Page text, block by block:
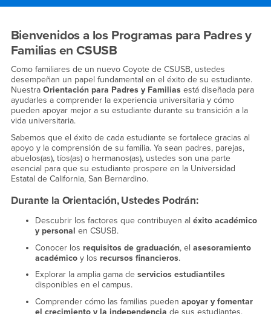
Padres y familias
Bienvenidos a los Programas para Padres y
Familias en CSUSB
Como familiares de un nuevo Coyote de CSUSB, ustedes
desempeñan un papel fundamental en el éxito de su estudiante.
Nuestra Orientación para Padres y Familiasestá diseñada para
ayudarles a comprender la experiencia universitaria y cómo
pueden apoyar mejor a su estudiante durante su transición a la
vida universitaria.
Sabemos que el éxito de cada estudiante se fortalece gracias al
apoyo y la comprensión de su familia. Ya sean padres, parejas,
abuelos(as), tíos(as) o hermanos(as), ustedes son una parte
esencial para que su estudiante prospere en la Universidad
Estatal de California, San Bernardino.
Durante la Orientación, Ustedes Podrán:
Descubrir los factores que contribuyen al éxito académico
y personal en CSUSB.
Conocer los requisitos de graduación, el asesoramiento
académicoy los recursos financieros.
Explorar la amplia gama de servicios estudiantiles
disponibles en el campus.
Comprender cómo las familias pueden apoyar y fomentar
el crecimiento y la independencia de sus estudiantes.